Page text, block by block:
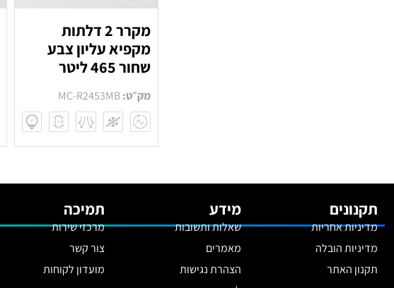
מקרר 2 דלתות
מקפיא עליון צבע
שחור 465 ליטר
מק״ט:MC-R2453MB
תקנונים
מדיניות אחריות
מדיניות הובלה
תקנון האתר
מידע
שאלות ותשובות
מאמרים
הצהרת נגישות
תמיכה
מרכזי שירות
צור קשר
מועדון לקוחות